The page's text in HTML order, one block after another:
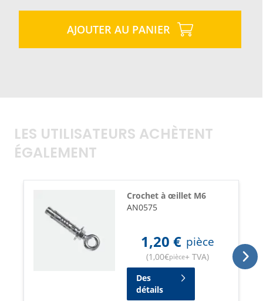
AJOUTER AU PANIER
LES UTILISATEURS ACHÈTENT
ÉGALEMENT
Crochet à œillet M6
AN0575
1,20 € pièce
(1,00€pièce+ TVA)
Des
détails